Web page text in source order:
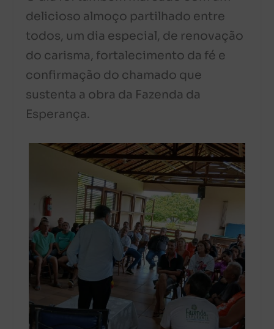
delicioso almoço partilhado entre
todos, um dia especial, de renovação
do carisma, fortalecimento da fé e
confirmação do chamado que
sustenta a obra da Fazenda da
Esperança.